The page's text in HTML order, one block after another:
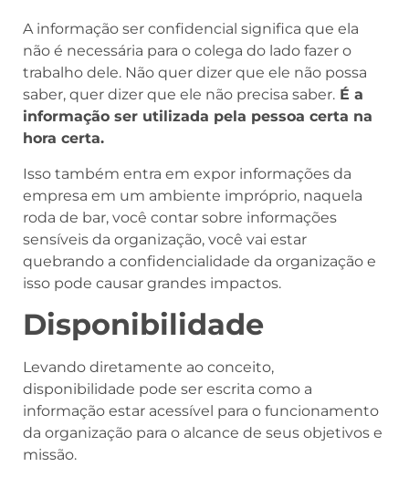
A informação ser confidencial significa que ela
não é necessária para o colega do lado fazer o
trabalho dele. Não quer dizer que ele não possa
saber, quer dizer que ele não precisa saber. É a
informação ser utilizada pela pessoa certa na
hora certa.
Isso também entra em expor informações da
empresa em um ambiente impróprio, naquela
roda de bar, você contar sobre informações
sensíveis da organização, você vai estar
quebrando a confidencialidade da organização e
isso pode causar grandes impactos.
Disponibilidade
Levando diretamente ao conceito,
disponibilidade pode ser escrita como a
informação estar acessível para o funcionamento
da organização para o alcance de seus objetivos e
missão.